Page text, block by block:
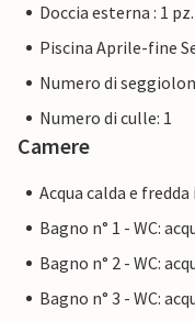
Doccia esterna : 1 pz.
Piscina Aprile-fine
Numero di
Numero di culle: 1
Camere
Acqua calda e fredda
Bagno n° 1 - WC:
Bagno n° 2 - WC:
Bagno n° 3 - WC: